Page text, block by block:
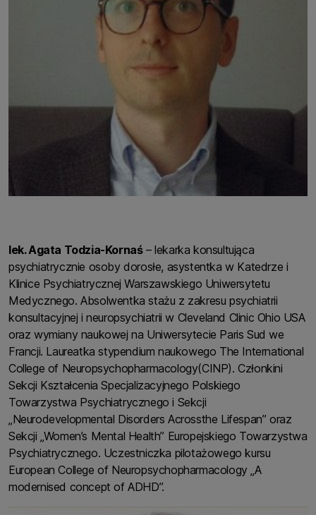
lek. Agata Todzia-Kornaś– lekarka konsultująca
psychiatrycznie osoby dorosłe, asystentka w Katedrze i
Klinice Psychiatrycznej Warszawskiego Uniwersytetu
Medycznego. Absolwentka stażu z zakresu psychiatrii
konsultacyjnej i neuropsychiatrii w Cleveland Clinic Ohio USA
oraz wymiany naukowej na Uniwersytecie Paris Sud we
Francji. Laureatka stypendium naukowego The International
College of Neuropsychopharmacology(CINP). Członkini
Sekcji Kształcenia Specjalizacyjnego Polskiego
Towarzystwa Psychiatrycznego i Sekcji
„Neurodevelopmental Disorders Acrossthe Lifespan” oraz
Sekcji „Women’s Mental Health” Europejskiego Towarzystwa
Psychiatrycznego. Uczestniczka pilotażowego kursu
European College of Neuropsychopharmacology „A
modernised concept of ADHD”.